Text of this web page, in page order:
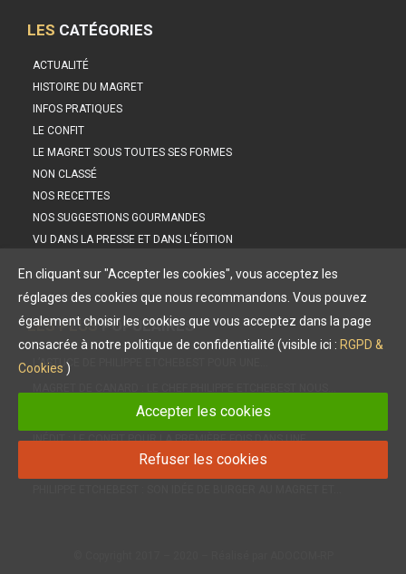
LES CATÉGORIES
ACTUALITÉ
HISTOIRE DU MAGRET
INFOS PRATIQUES
LE CONFIT
LE MAGRET SOUS TOUTES SES FORMES
NON CLASSÉ
NOS RECETTES
NOS SUGGESTIONS GOURMANDES
VU DANS LA PRESSE ET DANS L'ÉDITION
LES PLUSPOPULAIRES
L’ASTUCE DE PHILIPPE ETCHEBEST POUR UNE…
LES PETITES SAUCES À SERVIR AVEC NOTRE MAGRET DE…
INÉDIT : LE CONFIT POUR LA PREMIÈRE FOIS DANS UNE…
DIÉTÉTIQUE, NUTRITION : LE MAGRET, UNE VIANDE IDÉALE !
En cliquant sur "Accepter les cookies", vous acceptez les
réglages des cookies que nous recommandons. Vous pouvez
également choisir les cookies que vous acceptez dans la page
consacrée à notre politique de confidentialité (visible ici : RGPD &
Cookies )
Accepter les cookies
Refuser les cookies